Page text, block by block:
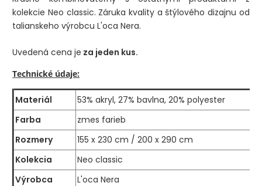
kolekcie Neo classic. Záruka kvality a štýlového dizajnu od
talianskeho výrobcu L'oca Nera.
Uvedená cena je za jeden kus.
Technické údaje:
Materiál
53% akryl, 27% bavlna, 20% polyester
Farba
zmes farieb
Rozmery
155 x 230 cm / 200 x 290 cm
Kolekcia
Neo classic
Výrobca
L'oca Nera